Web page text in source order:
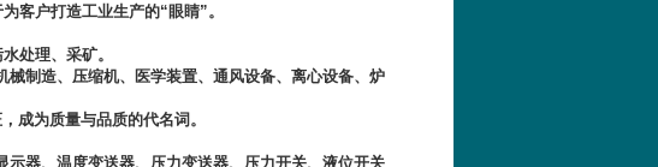
客户打造工业生产的“眼睛”。
处理、采矿。
制造、压缩机、医学装置、通风设备、离心设备、炉
成为质量与品质的代名词。
器、温度变送器、压力变送器、压力开关、液位开关